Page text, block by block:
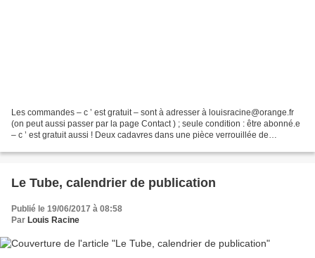
Les commandes – c ’ est gratuit – sont à adresser à louisracine@orange.fr
(on peut aussi passer par la page Contact ) ; seule condition : être abonné.e
– c ’ est gratuit aussi ! Deux cadavres dans une pièce verrouillée de
Le Tube, calendrier de publication
Publié le 19/06/2017 à 08:58
Par Louis Racine